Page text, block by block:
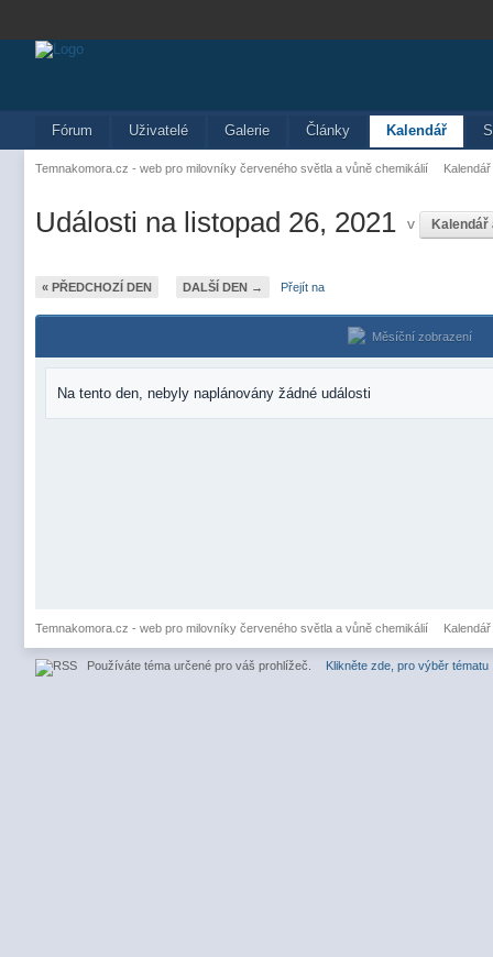
Fórum Uživatelé Galerie Články Kalendář
Temnakomora.cz - web pro milovníky červeného světla a vůně chemikálií Kalendář
Události na listopad 26, 2021 v Kalendář
« PŘEDCHOZÍ DEN DALŠÍ DEN → Přejít na
Měsíční zobrazení
Na tento den, nebyly naplánovány žádné události
Temnakomora.cz - web pro milovníky červeného světla a vůně chemikálií Kalendář
Používáte téma určené pro váš prohlížeč. Klikněte zde, pro výběr tématu